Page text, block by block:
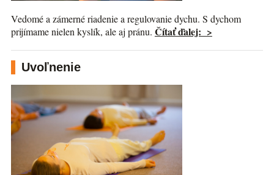
Vedomé a zámerné riadenie a regulovanie dychu. S dychom
prijímame nielen kyslík, ale aj pránu. Čítať ďalej: >
Uvoľnenie